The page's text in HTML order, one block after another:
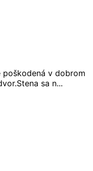
poškodená v dobrom
sa n...